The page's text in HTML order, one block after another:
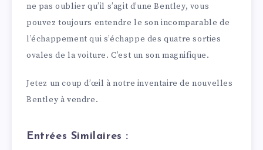
ne pas oublier qu’il s’agit d’une Bentley, vous
pouvez toujours entendre le son incomparable de
l’échappement qui s’échappe des quatre sorties
ovales de la voiture. C’est un son magnifique.
Jetez un coup d’œil à notre inventaire de nouvelles
Bentley à vendre.
Entrées Similaires :